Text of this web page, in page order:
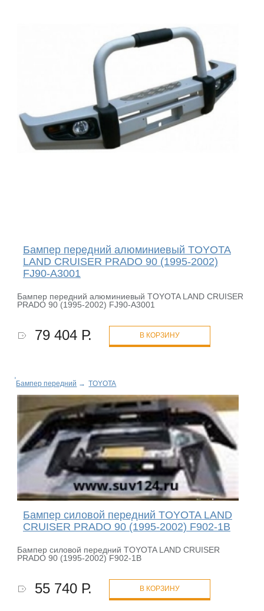
Бампер передний алюминиевый TOYOTA
LAND CRUISER PRADO 90 (1995-2002)
FJ90-A3001
Бампер передний алюминиевый TOYOTA LAND CRUISER
PRADO 90 (1995-2002) FJ90-A3001
79 404 Р. В КОРЗИНУ
Бампер передний → TOYOTA
Бампер силовой передний TOYOTA LAND
CRUISER PRADO 90 (1995-2002) F902-1B
Бампер силовой передний TOYOTA LAND CRUISER
PRADO 90 (1995-2002) F902-1B
55 740 Р. В КОРЗИНУ